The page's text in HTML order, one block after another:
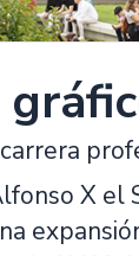
X el